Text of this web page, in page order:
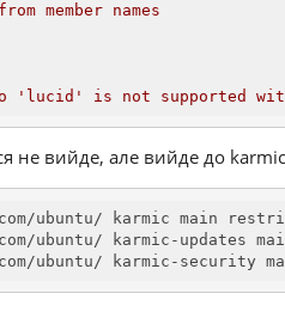
member names
'lucid' is not supported
не вийде, але вийде до
ubuntu/ karmic main
ubuntu/ karmic-updates
ubuntu/ karmic-security